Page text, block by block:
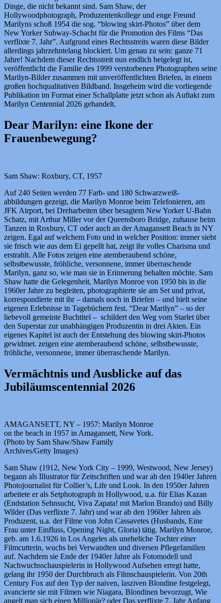
Dinge, die nicht bekannt sind. Sam Shaw, der
Hollywoodphotograph, Produzentenkollege und enge Freund
Marilyns schoß 1954 die sog. “blowing skirt-Photos” über dem
New Yorker Subway-Schacht für die Promotion des Films “Das
verflixte 7. Jahr”. Aufgrund eines Rechtsstreits waren diese Bilder
allerdings jahrzehntelang blockiert. Um genau zu sein: ganze 71
Jahre! Nachdem dieser Rechtsstreit nun endlich beigelegt ist,
veröffentlicht die Familie des 1999 verstorbenen Photographen seine
Marilyn-Bilder zusammen mit unveröffentlichten Briefen, in einem
großen hochqualitativen Bildband. Insgeheim wird die vorliegende
Publikation im Format einer Schallplatte jetzt schon als Auftakt zum
Marilyn Centennial 2026 gehandelt.
Dear Marilyn: eine Ikone der
Frauenbewegung?
Sam Shaw: Roxbury, CT, 1957
Auf 240 Seiten werden 77 Farb- und 180 Schwarzweiß-
abbildungen gezeigt, die Marilyn Monroe beim Telefonieren, am
JFK Airport, bei Dreharbeiten über besagtem New Yorker U-Bahn
Schatz, mit Arthur Miller vor der Queensboro Bridge, zuhause beim
Tanzen in Roxbury, CT oder auch an der Amagansett Beach in NY
zeigen. Egal auf welchem Foto und in welcher Position: immer sieht
sie frisch wie aus dem Ei gepellt hat, zeigt ihr volles Charisma und
erstrahlt. Alle Fotos zeigen eine atemberaubend schöne,
selbstbewusste, fröhliche, versonnene, immer überraschende
Marilyn, ganz so, wie man sie in Erinnerung behalten möchte. Sam
Shaw hatte die Gelegenheit, Marilyn Monroe von 1950 bis in die
1960er Jahre zu begleiten, photographierte sie am Set und privat,
korrespondierte mit ihr – damals noch in Briefen – und hielt seine
eigenen Erlebnisse in Tagebüchern fest. “Dear Marilyn” – so der
liebevoll gemeinte Buchtitel – schildert den Weg vom Starlet über
den Superstar zur unabhängigen Produzentin in drei Akten. Ein
eigenes Kapitel ist auch der Entstehung des blowing skirt-Photos
gewidmet. zeigen eine atemberaubend schöne, selbstbewusste,
fröhliche, versonnene, immer überraschende Marilyn.
Vermächtnis und Ausblicke auf das
Jubiläumscentennial 2026
AMAGANSETT, NY – 1957: Marilyn Monroe
on the beach in 1957 in Amagansett, New York.
(Photo by Sam Shaw/Shaw Family
Archives/Getty Images)
Sam Shaw (1912, New York City – 1999, Westwood, New Jersey)
begann als Illustrator für Zeitschriften und war ab den 1940er Jahren
Photojournalist für Collier’s, Life und Look. In den 1950er Jahren
arbeitete er als Setphotograph in Hollywood, u.a. für Elias Kazan
(Endstation Sehnsucht, Viva Zapata! mit Marlon Brando) und Billy
Wilder (Das verflixte 7. Jahr) und war ab den 1960er Jahren als
Produzent, u.a. der Filme von John Cassavetes (Husbands, Eine
Frau unter Einfluss, Opening Night, Gloria) tätig. Marilyn Monroe,
geb. am 1.6.1926 in Los Angeles als uneheliche Tochter einer
Filmcutterin, wuchs bei Verwandten und diversen Pflegefamilien
auf. Nachdem sie Ende der 1940er Jahre als Fotomodell und
Nachwuchsschauspielerin in Hollywood Aufsehen erregt hatte,
gelang ihr 1950 der Durchbruch als Filmschauspielerin. Von 20th
Century Fox auf den Typ der naiven, lasziven Blondine festgelegt,
avancierte sie mit Filmen wie Niagara, Blondinen bevorzugt, Wie
angelt man sich einen Millionär? oder Das verflixte 7. Jahr Anfang